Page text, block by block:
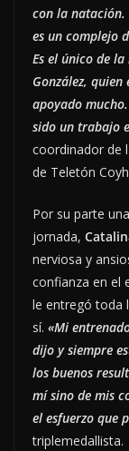
con la natación.
es un complejo
Es el único de
González, quien
apoyado
sido un trabajo
coordinador de
de Teletón
Por su parte
jornada,
nerviosa y
confianza en el
le entregó toda
sí. «Mi
dijo y siempre
los buenos
mí sino de mis
el esfuerzo que
triplemedallista.